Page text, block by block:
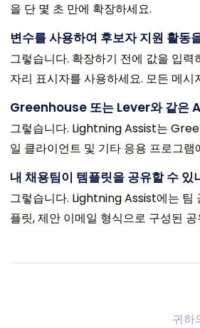
을 단 몇 초 만에 확장하세요.
변수를 사용하여 후보자 지원 활동
그렇습니다. 확장하기 전에 값을
자리 표시자를 사용하세요. 모든 메
Greenhouse 또는 Lever와 같은
그렇습니다. Lightning Assist는
일 클라이언트 및 기타 응용 프로그램
내 채용팀이 템플릿을 공유할 수 있
그렇습니다. Lightning Assist에는 팀
플릿, 제안 이메일 형식으로 구성된
귀하